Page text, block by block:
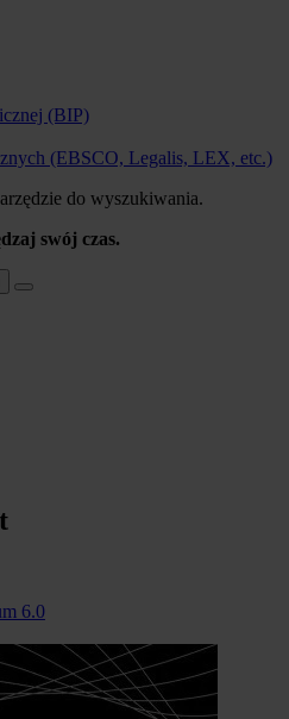
(BIP)
(EBSCO, Legalis, LEX, etc.)
do wyszukiwania.
swój czas.
6.0